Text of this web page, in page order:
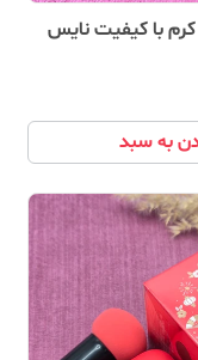
با کیفیت نایس
به سبد